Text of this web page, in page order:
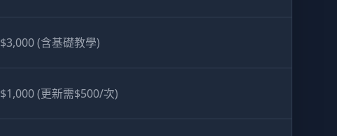
$3,000 (含基礎教學)
$1,000 (更新需$500/次)